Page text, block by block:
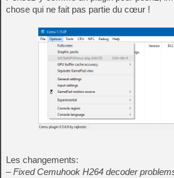
chose qui ne fait pas partie du cœur !
Les changements:
– Fixed Cemuhook H264 decoder